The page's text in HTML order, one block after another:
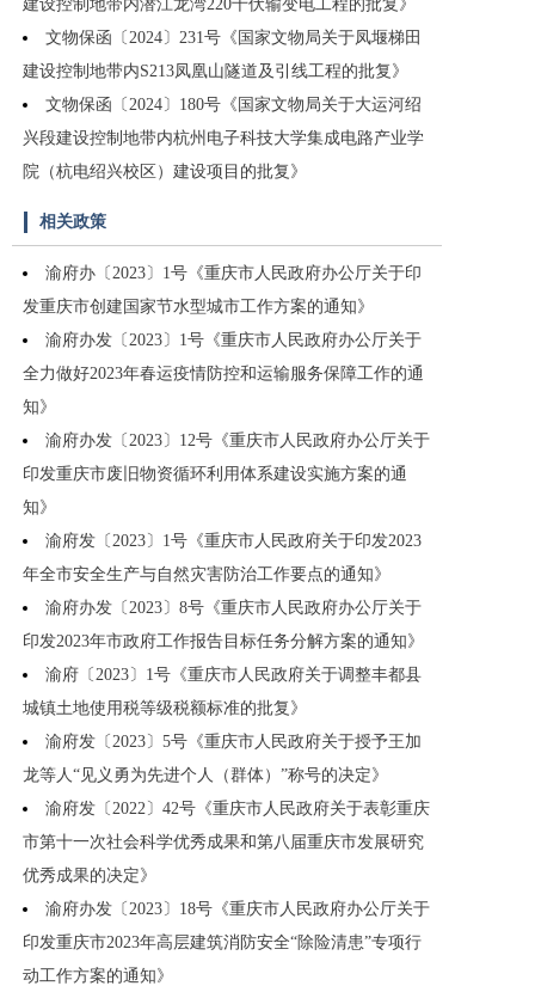
建设控制地带内潜江龙湾220千伏输变电工程的批复》
文物保函〔2024〕231号《国家文物局关于凤堰梯田
建设控制地带内S213凤凰山隧道及引线工程的批复》
文物保函〔2024〕180号《国家文物局关于大运河绍
兴段建设控制地带内杭州电子科技大学集成电路产业学
院（杭电绍兴校区）建设项目的批复》
相关政策
渝府办〔2023〕1号《重庆市人民政府办公厅关于印
发重庆市创建国家节水型城市工作方案的通知》
渝府办发〔2023〕1号《重庆市人民政府办公厅关于
全力做好2023年春运疫情防控和运输服务保障工作的通
知》
渝府办发〔2023〕12号《重庆市人民政府办公厅关于
印发重庆市废旧物资循环利用体系建设实施方案的通
知》
渝府发〔2023〕1号《重庆市人民政府关于印发2023
年全市安全生产与自然灾害防治工作要点的通知》
渝府办发〔2023〕8号《重庆市人民政府办公厅关于
印发2023年市政府工作报告目标任务分解方案的通知》
渝府〔2023〕1号《重庆市人民政府关于调整丰都县
城镇土地使用税等级税额标准的批复》
渝府发〔2023〕5号《重庆市人民政府关于授予王加
龙等人“见义勇为先进个人（群体）”称号的决定》
渝府发〔2022〕42号《重庆市人民政府关于表彰重庆
市第十一次社会科学优秀成果和第八届重庆市发展研究
优秀成果的决定》
渝府办发〔2023〕18号《重庆市人民政府办公厅关于
印发重庆市2023年高层建筑消防安全“除险清患”专项行
动工作方案的通知》